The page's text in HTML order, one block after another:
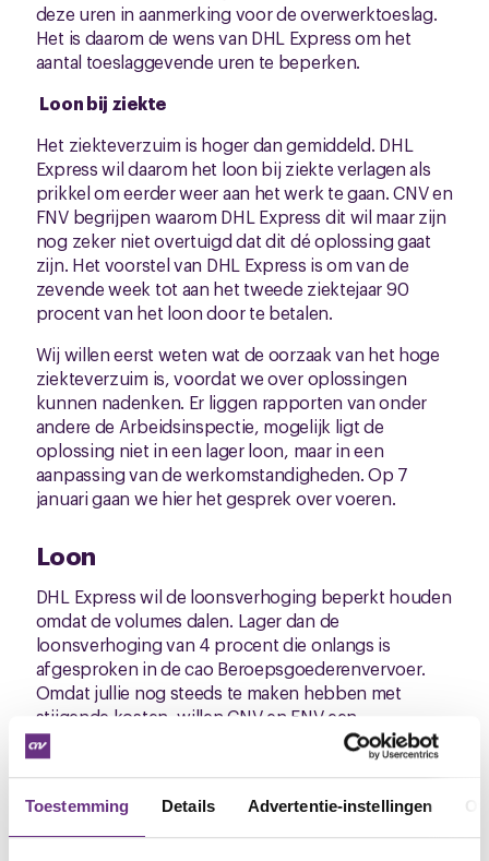
Toestemming Details Advertentie-instellingen
deze uren in aanmerking voor de overwerktoeslag.
Het is daarom de wens van DHL Express om het
aantal toeslaggevende uren te beperken.
Loon bij ziekte
Het ziekteverzuim is hoger dan gemiddeld. DHL
Express wil daarom het loon bij ziekte verlagen als
prikkel om eerder weer aan het werk te gaan. CNV en
FNV begrijpen waarom DHL Express dit wil maar zijn
nog zeker niet overtuigd dat dit dé oplossing gaat
zijn. Het voorstel van DHL Express is om van de
zevende week tot aan het tweede ziektejaar 90
procent van het loon door te betalen.
Wij willen eerst weten wat de oorzaak van het hoge
ziekteverzuim is, voordat we over oplossingen
kunnen nadenken. Er liggen rapporten van onder
andere de Arbeidsinspectie, mogelijk ligt de
oplossing niet in een lager loon, maar in een
aanpassing van de werkomstandigheden. Op 7
januari gaan we hier het gesprek over voeren.
Loon
DHL Express wil de loonsverhoging beperkt houden
omdat de volumes dalen. Lager dan de
loonsverhoging van 4 procent die onlangs is
afgesproken in de cao Beroepsgoederenvervoer.
Omdat jullie nog steeds te maken hebben met
stijgende kosten, willen CNV en FNV een
loonsverhoging waarbij jullie er niet op achteruit
gaan.
CNV cao-delegatie uiterst kritisch